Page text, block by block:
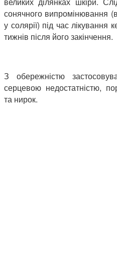
сонячного випромінювання
у солярії) під час
тижнів після його закінчення.
З обережністю
серцевою недостатністю,
та нирок.